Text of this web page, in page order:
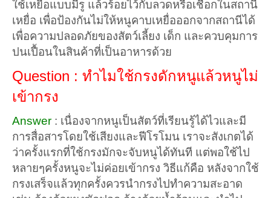
ใช้เหยื่อแบบมีรู แล้วร้อยไว้กับลวดหรือเชือกในสถานี
เหยื่อ เพื่อป้องกันไม่ให้หนูคาบเหยื่อออกจากสถานีได้
เพื่อความปลอดภัยของสัตว์เลี้ยง เด็ก และควบคุมการ
ปนเปื้อนในสินค้าที่เป็นอาหารด้วย
Question : ทำไมใช้กรงดักหนูแล้วหนูไม่
เข้ากรง
Answer : เนื่องจากหนูเป็นสัตว์ที่เรียนรู้ได้ไวและมี
การสื่อสารโดยใช้เสียงและฟีโรโมน เราจะสังเกตได้
ว่าครั้งแรกที่ใช้กรงมักจะจับหนูได้ทันที แต่พอใช้ไป
หลายๆครั้งหนูจะไม่ค่อยเข้ากรง วิธีแก้คือ หลังจากใช้
กรงเสร็จแล้วทุกครั้งควรนำกรงไปทำความสะอาด